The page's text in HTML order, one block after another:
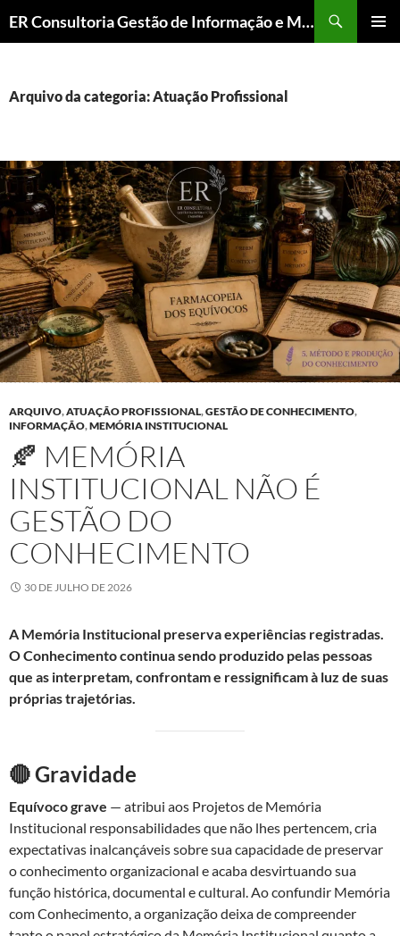
ER Consultoria Gestão de Informação e Memória Institucional
CONTEÚDO
Arquivo da categoria: Atuação Profissional
ARQUIVO,ATUAÇÃO PROFISSIONAL,GESTÃO DE CONHECIMENTO,
INFORMAÇÃO,MEMÓRIA INSTITUCIONAL
🍂 MEMÓRIA
INSTITUCIONAL NÃO É
GESTÃO DO
CONHECIMENTO
30 DE JULHO DE 2026
A Memória Institucional preserva experiências registradas.
O Conhecimento continua sendo produzido pelas pessoas
que as interpretam, confrontam e ressignificam à luz de suas
próprias trajetórias.
🔴 Gravidade
Equívoco grave — atribui aos Projetos de Memória
Institucional responsabilidades que não lhes pertencem, cria
expectativas inalcançáveis sobre sua capacidade de preservar
o conhecimento organizacional e acaba desvirtuando sua
função histórica, documental e cultural. Ao confundir Memória
com Conhecimento, a organização deixa de compreender